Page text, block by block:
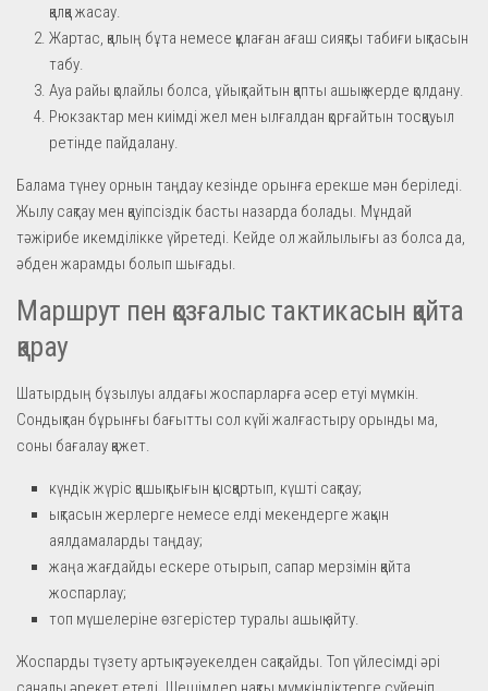
қалқа жасау.
Жартас, қалың бұта немесе құлаған ағаш сияқты табиғи ықтасын
табу.
Ауа райы қолайлы болса, ұйықтайтын қапты ашық жерде қолдану.
Рюкзактар мен киімді жел мен ылғалдан қорғайтын тосқауыл
ретінде пайдалану.
Балама түнеу орнын таңдау кезінде орынға ерекше мән беріледі.
Жылу сақтау мен қауіпсіздік басты назарда болады. Мұндай
тәжірибе икемділікке үйретеді. Кейде ол жайлылығы аз болса да,
әбден жарамды болып шығады.
Маршрут пен қозғалыс тактикасын қайта
қарау
Шатырдың бұзылуы алдағы жоспарларға әсер етуі мүмкін.
Сондықтан бұрынғы бағытты сол күйі жалғастыру орынды ма,
соны бағалау қажет.
күндік жүріс қашықтығын қысқартып, күшті сақтау;
ықтасын жерлерге немесе елді мекендерге жақын
аялдамаларды таңдау;
жаңа жағдайды ескере отырып, сапар мерзімін қайта
жоспарлау;
топ мүшелеріне өзгерістер туралы ашық айту.
Жоспарды түзету артық тәуекелден сақтайды. Топ үйлесімді әрі